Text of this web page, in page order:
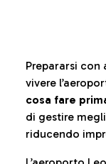
Prepararsi con
vivere
cosa fare
di gestire
riducendo